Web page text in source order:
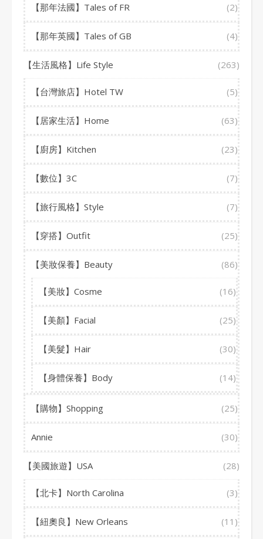
【那年法國】Tales of FR (2)
【那年英國】Tales of GB (4)
【生活風格】Life Style (263)
【台灣旅店】Hotel TW (5)
【居家生活】Home (63)
【廚房】Kitchen (23)
【數位】3C (7)
【旅行風格】Style (7)
【穿搭】Outfit (25)
【美妝保養】Beauty (86)
【美妝】Cosme (16)
【美顏】Facial (25)
【美髮】Hair (30)
【身體保養】Body (14)
【購物】Shopping (25)
Annie (30)
【美國旅遊】USA (28)
【北卡】North Carolina (3)
【紐奧良】New Orleans (11)